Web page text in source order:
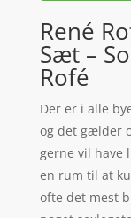
René
Sæt –
Rofé
Der er i alle
og det gælder
gerne vil have
en rum til at
ofte det mest